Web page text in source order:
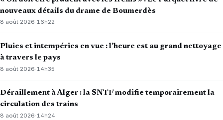
nouveaux détails du drame de Boumerdès
8 août 2026·16h22
Pluies et intempéries en vue : l’heure est au grand nettoyage
à travers le pays
8 août 2026·14h35
Déraillement à Alger : la SNTF modifie temporairement la
circulation des trains
8 août 2026·14h24